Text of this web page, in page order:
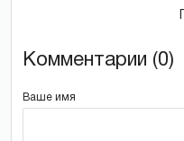
Комментарии (0)
Ваше имя